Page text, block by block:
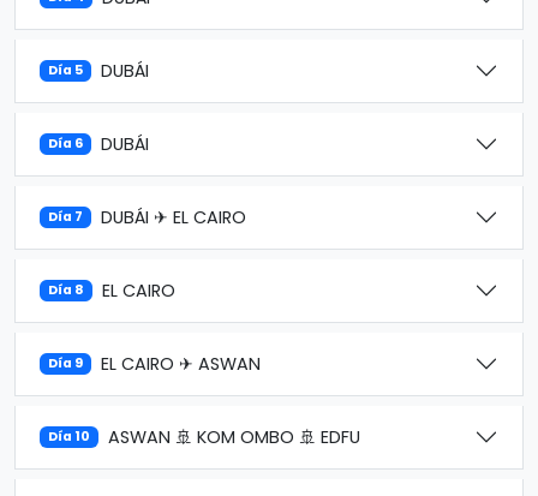
Día 5 DUBÁI
Día 6 DUBÁI
Día 7 DUBÁI ✈ EL CAIRO
Día 8 EL CAIRO
Día 9 EL CAIRO ✈ ASWAN
Día 10 ASWAN 🚢 KOM OMBO 🚢 EDFU